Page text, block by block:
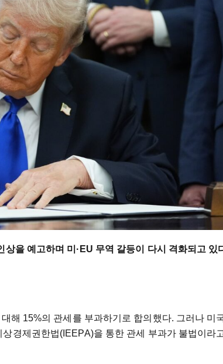
을 예고하며 미·EU 무역 갈등이 다시 격화되고 있
해 15%의 관세를 부과하기로 합의했다. 그러나 미
경제권한법(IEEPA)을 통한 관세 부과가 불법이라